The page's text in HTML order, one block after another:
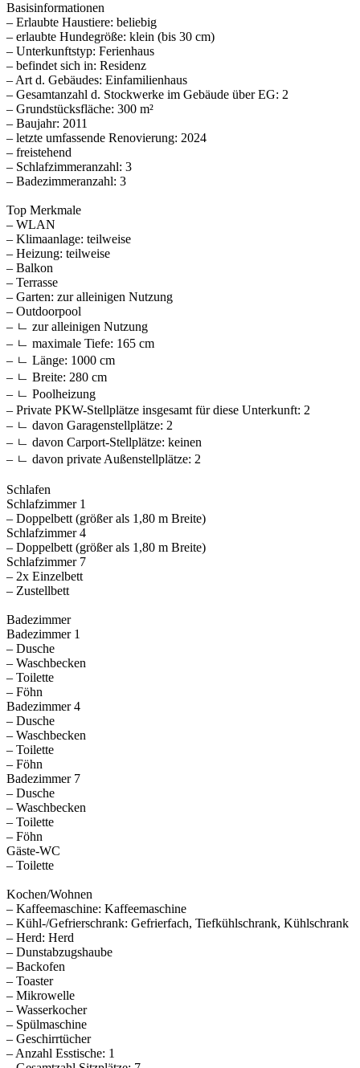
Basisinformationen
– Erlaubte Haustiere: beliebig
– erlaubte Hundegröße: klein (bis 30 cm)
– Unterkunftstyp: Ferienhaus
– befindet sich in: Residenz
– Art d. Gebäudes: Einfamilienhaus
– Gesamtanzahl d. Stockwerke im Gebäude über EG: 2
– Grundstücksfläche: 300 m²
– Baujahr: 2011
– letzte umfassende Renovierung: 2024
– freistehend
– Schlafzimmeranzahl: 3
– Badezimmeranzahl: 3
Top Merkmale
– WLAN
– Klimaanlage: teilweise
– Heizung: teilweise
– Balkon
– Terrasse
– Garten: zur alleinigen Nutzung
– Outdoorpool
– ㄴ zur alleinigen Nutzung
– ㄴ maximale Tiefe: 165 cm
– ㄴ Länge: 1000 cm
– ㄴ Breite: 280 cm
– ㄴ Poolheizung
– Private PKW-Stellplätze insgesamt für diese Unterkunft: 2
– ㄴ davon Garagenstellplätze: 2
– ㄴ davon Carport-Stellplätze: keinen
– ㄴ davon private Außen­stellplätze: 2
Schlafen
Schlafzimmer 1
– Doppelbett (größer als 1,80 m Breite)
Schlafzimmer 4
– Doppelbett (größer als 1,80 m Breite)
Schlafzimmer 7
– 2x Einzelbett
– Zustellbett
Badezimmer
Badezimmer 1
– Dusche
– Waschbecken
– Toilette
– Föhn
Badezimmer 4
– Dusche
– Waschbecken
– Toilette
– Föhn
Badezimmer 7
– Dusche
– Waschbecken
– Toilette
– Föhn
Gäste-WC
– Toilette
Kochen/Wohnen
– Kaffeemaschine: Kaffeemaschine
– Kühl-/Gefrierschrank: Gefrierfach, Tiefkühlschrank, Kühlschrank
– Herd: Herd
– Dunstabzugshaube
– Backofen
– Toaster
– Mikrowelle
– Wasserkocher
– Spülmaschine
– Geschirrtücher
– Anzahl Esstische: 1